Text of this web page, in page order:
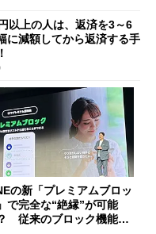
以上の人は、返済を3～6
に減額してから返済する手
の新「プレミアムブロッ
で完全な“絶縁”が可能
従来のブロック機能と